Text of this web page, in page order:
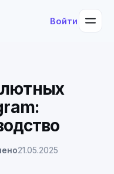
Войти
21.05.2025